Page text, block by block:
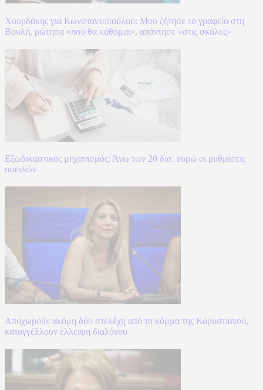
Χουρδάκης για Κωνσταντοπούλου: Μου ζήτησε το γραφείο στη
Βουλή, ρώτησα «πού θα κάθομαι», απάντησε «στις σκάλες»
Εξωδικαστικός μηχανισμός: Άνω των 20 δισ. ευρώ οι ρυθμίσεις
οφειλών
Αποχωρούν ακόμη δύο στελέχη από το κόμμα της Καρυστιανού,
καταγγέλλουν έλλειψη διαλόγου